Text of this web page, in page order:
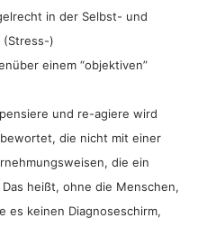
in der Selbst- und
(Stress-)
einem “objektiven”
und re-agiere wird
die nicht mit einer
die ein
heißt, ohne die Menschen,
es keinen Diagnoseschirm,